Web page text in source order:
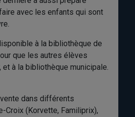
avec les enfants qui sont
à la bibliothèque de
que les autres élèves
à la bibliothèque municipale.
vente dans différents
Croix (Korvette, Familiprix),